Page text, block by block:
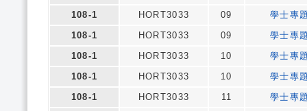
108-1
HORT3033 09
學士專
108-1
HORT3033 09
學士專
108-1
HORT3033 10
學士專
108-1
HORT3033 10
學士專
108-1
HORT3033 11
學士專